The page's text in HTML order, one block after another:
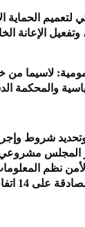
الحماية
الأطفال، وتفعيل
لاسيما من
والمحكمة
شروط
أقر المجلس
نظم
الملكية